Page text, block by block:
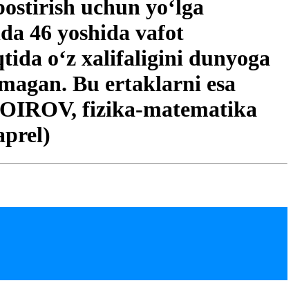
uchun yo‘lga
46 yoshida vafot
o‘z xalifaligini dunyoga
Bu ertaklarni esa
fizika-matematika